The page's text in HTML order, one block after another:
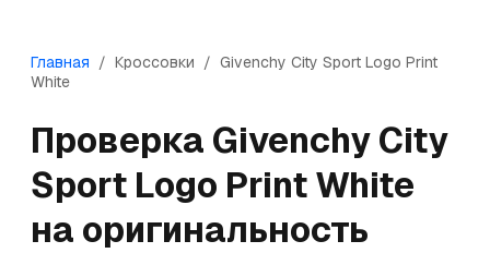
Главная / Кроссовки / Givenchy City Sport Logo Print
White
Проверка GivenchyCity
Sport Logo Print White
на оригинальность